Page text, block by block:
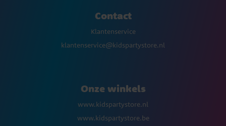
Contact
Klantenservice
klantenservice@kidspartystore.nl
Onze winkels
www.kidspartystore.nl
www.kidspartystore.be